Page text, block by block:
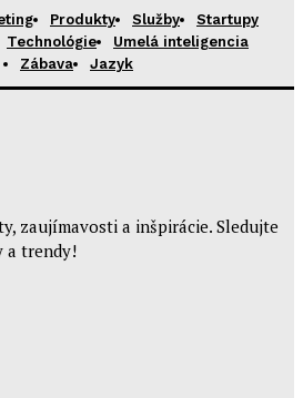
Produkty Služby
Startupy
Technológie
Umelá inteligencia
Zábava
Jazyk
zaujímavosti a inšpirácie. Sledujte
a trendy!